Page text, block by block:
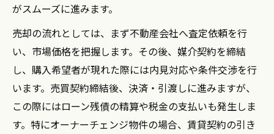
がスムーズに進みます。
売却の流れとしては、まず不動産会社へ査定依頼を行
い、市場価格を把握します。その後、媒介契約を締結
し、購入希望者が現れた際には内見対応や条件交渉を行
います。売買契約締結後、決済・引渡しに進みますが、
この際にはローン残債の精算や税金の支払いも発生しま
す。特にオーナーチェンジ物件の場合、賃貸契約の引き